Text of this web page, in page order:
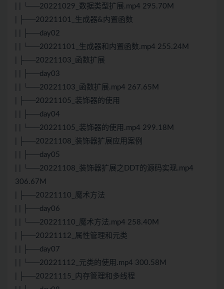
| | └──20221029_数据类型扩展.mp4 295.70M
| ├──20221101_生成器&内置函数
| | ├──day02
| | └──20221101_生成器和内置函数.mp4 255.24M
| ├──20221103_函数扩展
| | ├──day03
| | └──20221103_函数扩展.mp4 267.65M
| ├──20221105_装饰器的使用
| | ├──day04
| | └──20221105_装饰器的使用.mp4 299.18M
| ├──20221108_装饰器扩展应用案例
| | ├──day05
| | └──20221108_装饰器扩展之DDT的源码实现.mp4
306.67M
| ├──20221110_魔术方法
| | ├──day06
| | └──20221110_魔术方法.mp4 258.40M
| ├──20221112_属性管理和元类
| | ├──day07
| | └──20221112_元类的使用.mp4 300.58M
| ├──20221115_内存管理和多线程